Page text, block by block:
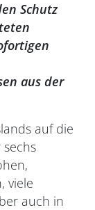
Schutz
aus der
auf die
viele
auch in